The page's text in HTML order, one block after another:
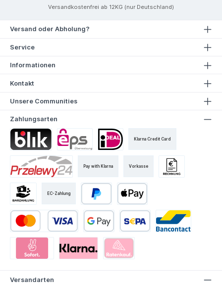
Versandkostenfrei ab 12KG (nur Deutschland)
Versand oder Abholung?
Service
Informationen
Kontakt
Unsere Communities
Zahlungsarten
Klarna Credit Card
Pay with Klarna Vorkasse
EC-Zahlung
Versandarten